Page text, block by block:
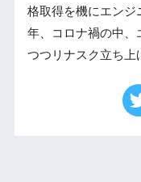
格取得を機にエンジ
年、コロナ禍の中、
つつリナスク立ち上